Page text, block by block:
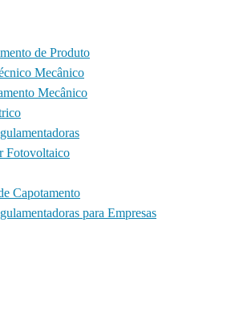
de Produto
Mecânico
Mecânico
Fotovoltaico
Capotamento
para Empresas